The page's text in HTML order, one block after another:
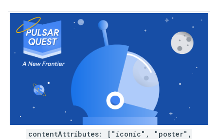
contentAttributes: ["iconic", "poster",